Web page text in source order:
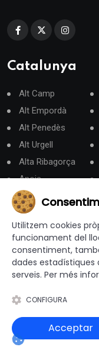
Catalunya
Alt Camp
Alt Empordà
Alt Penedès
Alt Urgell
Alta Ribagorça
Anoia
Aran
Bages
Baix Camp
Baix Ebre
Baix Empordà
Baix Llobregat
Baix Penedès
Barcelonès
Berguedà
Utilitzem cookies
funcionament del
consentiment,
dades estadístiques
serveis. Per més
CONFIGURA
Acceptar